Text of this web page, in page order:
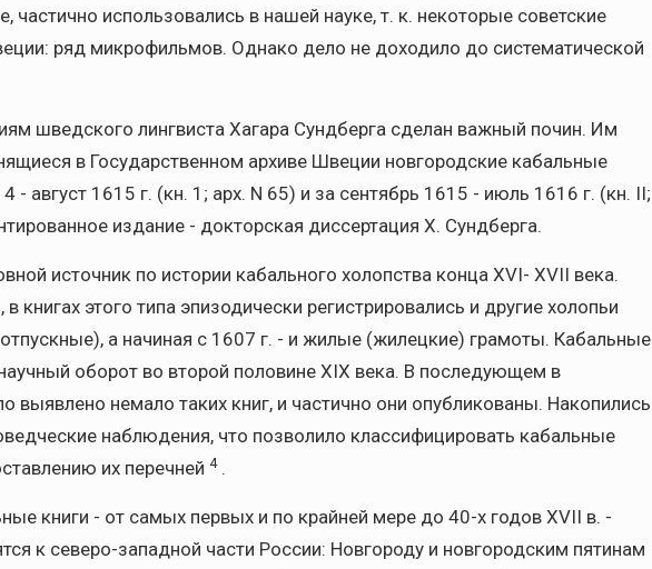
частично использовались в нашей науке, т. к. некоторые советские
ряд микрофильмов. Однако дело не доходило до систематической
шведского лингвиста Хагара Сундберга сделан важный почин. Им
в Государственном архиве Швеции новгородские кабальные
- август 1615 г. (кн. 1; арх. N 65) и за сентябрь 1615 - июль 1616 г. (кн. II;
издание - докторская диссертация Х. Сундберга.
источник по истории кабального холопства конца XVI- XVII века.
книгах этого типа эпизодически регистрировались и другие холопьи
а начиная с 1607 г. - и жилые (жилецкие) грамоты. Кабальные
оборот во второй половине XIX века. В последующем в
выявлено немало таких книг, и частично они опубликованы. Накопились
наблюдения, что позволило классифицировать кабальные
их перечней 4.
книги - от самых первых и по крайней мере до 40-х годов XVII в. -
к северо-западной части России: Новгороду и новгородским пятинам